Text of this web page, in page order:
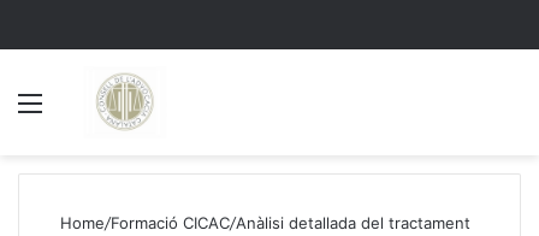
Home/Formació CICAC/Anàlisi detallada del tractament